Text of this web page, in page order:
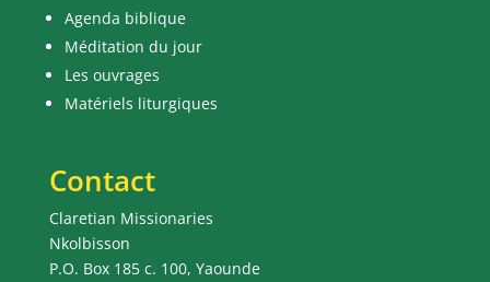
Agenda biblique
Méditation du jour
Les ouvrages
Matériels liturgiques
Contact
Claretian Missionaries
Nkolbisson
P.O. Box 185 c. 100, Yaounde